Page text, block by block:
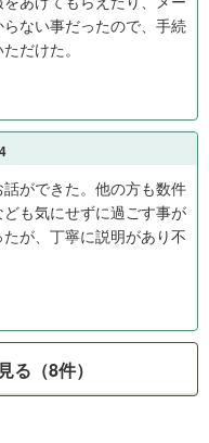
ない事だったので、手続
だけた。
4
ができた。他の方も数件
も気にせずに過ごす事が
が、丁寧に説明があり不
る（8件）